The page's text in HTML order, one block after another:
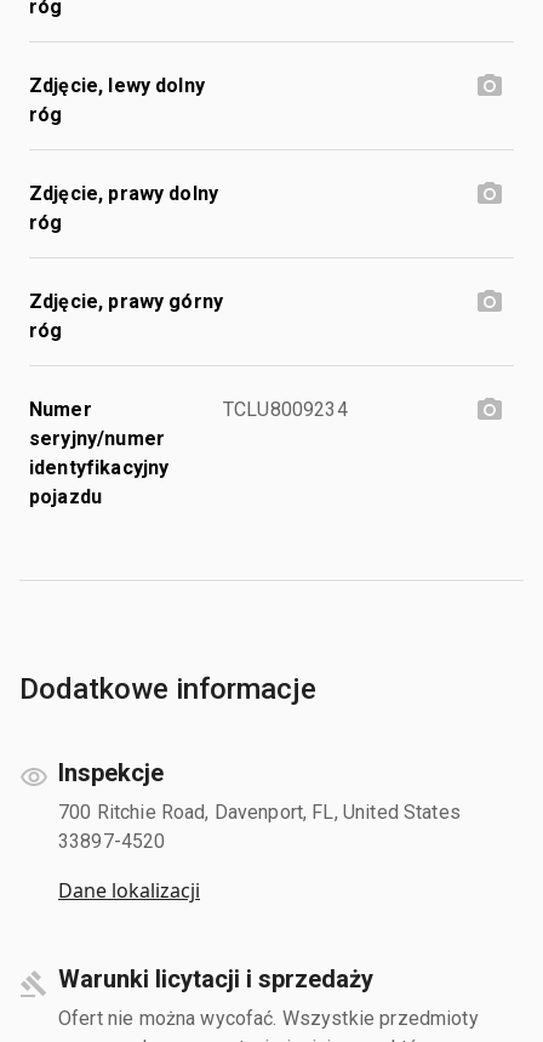
róg
Zdjęcie, lewy dolny
róg
Zdjęcie, prawy dolny
róg
Zdjęcie, prawy górny
róg
Numer
seryjny/numer
identyfikacyjny
pojazdu
TCLU8009234
Dodatkowe informacje
Inspekcje
700 Ritchie Road, Davenport, FL, United States
33897-4520
Dane lokalizacji
Warunki licytacji i sprzedaży
Ofert nie można wycofać. Wszystkie przedmioty